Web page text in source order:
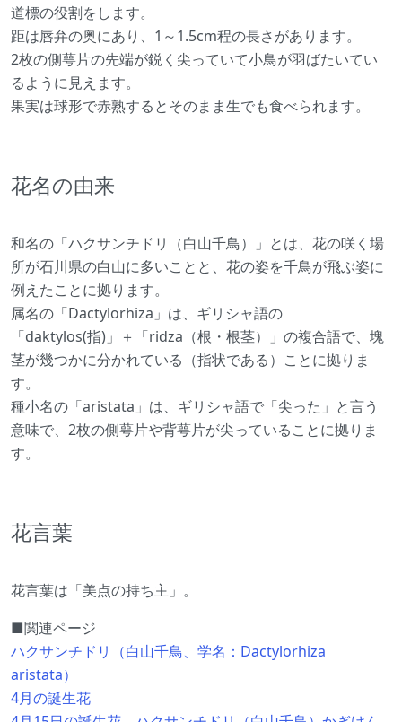
道標の役割をします。
距は唇弁の奥にあり、1～1.5cm程の長さがあります。
2枚の側萼片の先端が鋭く尖っていて小鳥が羽ばたいてい
るように見えます。
果実は球形で赤熟するとそのまま生でも食べられます。
花名の由来
和名の「ハクサンチドリ（白山千鳥）」とは、花の咲く場
所が石川県の白山に多いことと、花の姿を千鳥が飛ぶ姿に
例えたことに拠ります。
属名の「Dactylorhiza」は、ギリシャ語の
「daktylos(指)」＋「ridza（根・根茎）」の複合語で、塊
茎が幾つかに分かれている（指状である）ことに拠りま
す。
種小名の「aristata」は、ギリシャ語で「尖った」と言う
意味で、2枚の側萼片や背萼片が尖っていることに拠りま
す。
花言葉
花言葉は「美点の持ち主」。
■関連ページ
ハクサンチドリ（白山千鳥、学名：Dactylorhiza
aristata）
4月の誕生花